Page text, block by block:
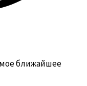
ближайшее